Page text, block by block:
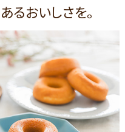
るおいしさを。